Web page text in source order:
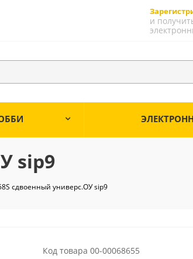
и
sip9
сдвоенный универс.ОУ sip9
Код товара 00-00068655